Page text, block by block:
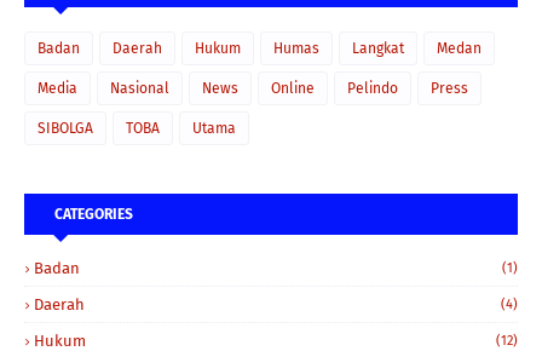
Badan Daerah Hukum Humas Langkat Medan
Media Nasional News Online Pelindo Press
SIBOLGA TOBA Utama
CATEGORIES
Badan (1)
Daerah (4)
Hukum (12)